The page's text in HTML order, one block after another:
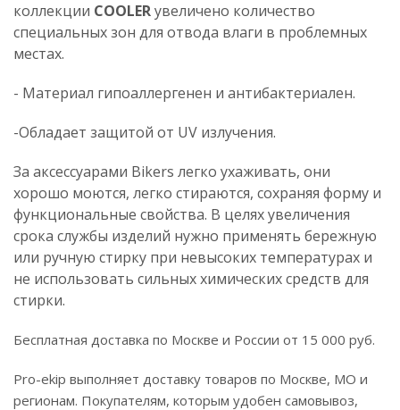
коллекции COOLERувеличено количество
специальных зон для отвода влаги в проблемных
местах.
- Материал гипоаллергенен и антибактериален.
-Обладает защитой от UV излучения.
За аксессуарами Bikers легко ухаживать, они
хорошо моются, легко стираются, сохраняя форму и
функциональные свойства. В целях увеличения
срока службы изделий нужно применять бережную
или ручную стирку при невысоких температурах и
не использовать сильных химических средств для
стирки.
Бесплатная доставка по Москве и России от 15 000 руб.
Pro-ekip выполняет доставку товаров по Москве, МО и
регионам. Покупателям, которым удобен самовывоз,